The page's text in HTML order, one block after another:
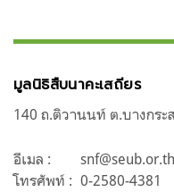
มูลนิธิสืบนาคะเสถียร
140 ถ.ติวานนท์ ต.บางกร
อีเมล :
snf@seub.or.th
โทรศัพท์ : 0-2580-4381